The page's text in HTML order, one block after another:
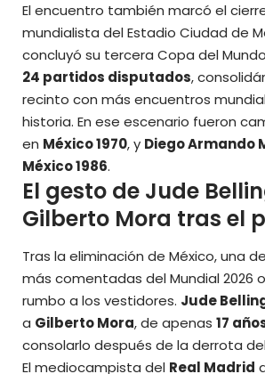
El encuentro también marcó el
mundialista del Estadio Ciudad de
concluyó su tercera Copa del
24 partidos disputados,
recinto con más encuentros
historia. En ese escenario fueron
en México 1970, y Diego Armando
México 1986.
El gesto de Jude
Gilberto Mora tras el
Tras la eliminación de México, una
más comentadas del Mundial 2026
rumbo a los vestidores. Jude
a Gilberto Mora, de apenas 17
consolarlo después de la derrota
El mediocampista del Real Madrid